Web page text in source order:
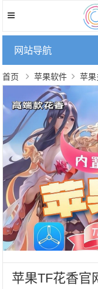
网站导航
首页 苹果软件 苹
苹果TF花香官